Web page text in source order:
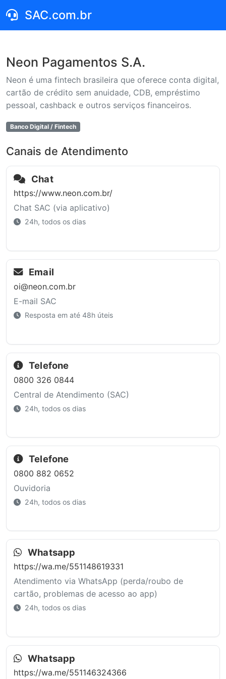
SAC.com.br
Neon Pagamentos S.A.
Neon é uma fintech brasileira que oferece conta digital,
cartão de crédito sem anuidade, CDB, empréstimo
pessoal, cashback e outros serviços financeiros.
Banco Digital / Fintech
Canais de Atendimento
Chat
https://www.neon.com.br/
Chat SAC (via aplicativo)
24h, todos os dias
Email
oi@neon.com.br
E-mail SAC
Resposta em até 48h úteis
Telefone
0800 326 0844
Central de Atendimento (SAC)
24h, todos os dias
Telefone
0800 882 0652
Ouvidoria
24h, todos os dias
Whatsapp
https://wa.me/551148619331
Atendimento via WhatsApp (perda/roubo de
cartão, problemas de acesso ao app)
24h, todos os dias
Whatsapp
https://wa.me/551146324366